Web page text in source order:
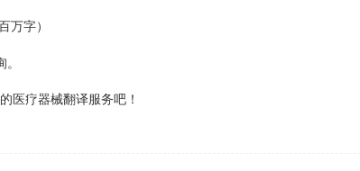
万字）
医疗器械翻译服务吧！